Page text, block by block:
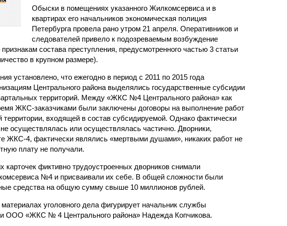
Обыски в помещениях указанного Жилкомсервиса и в
квартирах его начальников экономическая полиция
Петербурга провела рано утром 21 апреля. Оперативников и
следователей привело к подозреваемым возбуждение
состава преступления, предусмотренного частью 3 статьи
в крупном размере).
установлено, что ежегодно в период с 2011 по 2015 года
Центрального района выделялись государственные субсидии
территорий. Между «ЖКС №4 Центрального района» как
ЖКС-заказчиками были заключены договоры на выполнение работ
территории, входящей в состав субсидируемой. Однако фактически
осуществлялась или осуществлялась частично. Дворники,
ЖКС-4, фактически являлись «мертвыми душами», никаких работ не
плату не получали.
карточек фиктивно трудоустроенных дворников снимали
№4 и присваивали их себе. В общей сложности были
средства на общую сумму свыше 10 миллионов рублей.
уголовного дела фигурирует начальник службы
ООО «ЖКС № 4 Центрального района» Надежда Копчикова.